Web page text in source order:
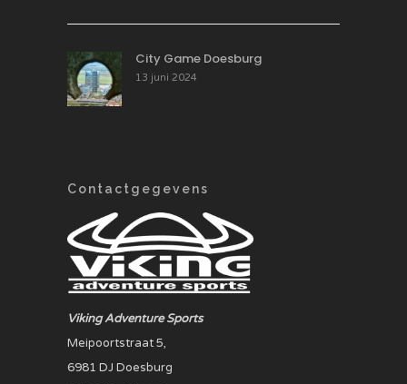
City Game Doesburg
13 juni 2024
Contactgegevens
Viking Adventure Sports
Meipoortstraat 5,
6981 DJ Doesburg